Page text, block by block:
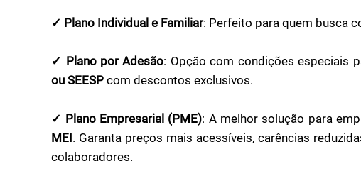
✓ Plano Individual e Familiar: Perfeito para quem busca
✓ Plano por Adesão: Opção com condições especiais
ou SEESP com descontos exclusivos.
✓ Plano Empresarial (PME): A melhor solução para
MEI. Garanta preços mais acessíveis, carências
colaboradores.